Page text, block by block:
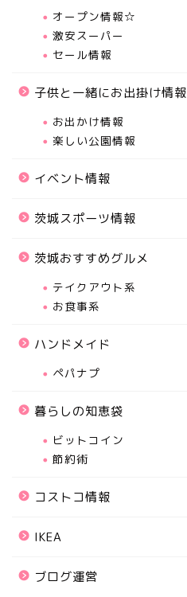
オープン情報☆
激安スーパー
セール情報
子供と一緒にお出掛け情報
お出かけ情報
楽しい公園情報
イベント情報
茨城スポーツ情報
茨城おすすめグルメ
テイクアウト系
お食事系
ハンドメイド
ペパナプ
暮らしの知恵袋
ビットコイン
節約術
コストコ情報
IKEA
ブログ運営